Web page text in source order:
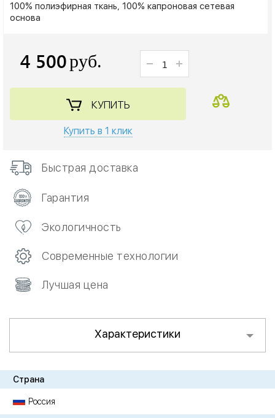
100% полиэфирная ткань, 100% капроновая сетевая
основа
4 500 руб.
КУПИТЬ
Купить в 1 клик
Быстрая доставка
Гарантия
Экологичность
Современные технологии
Лучшая цена
Характеристики
Страна
Россия